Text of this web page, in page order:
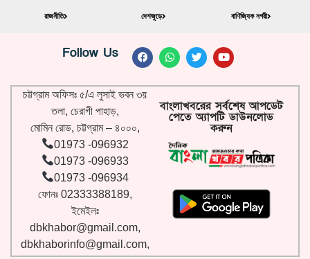
রাজনীতি দেশজুড়ে বাণিজ্যিক নগরী
Follow Us
চট্টগ্রাম অফিসঃ ৫/এ লুসাই ভবন ৩য়
তলা, চেরাগী পাহাড়,
মোমিন রোড, চট্টগ্রাম – ৪০০০,
01973 -096932
01973 -096933
01973 -096934
ফোনঃ 02333388189,
ইমেইলঃ
dbkhabor@gmail.com,
dbkhaborinfo@gmail.com,
বাংলাখবরের সর্বশেষ আপডেট
পেতে অ্যাপটি ডাউনলোড
করুন